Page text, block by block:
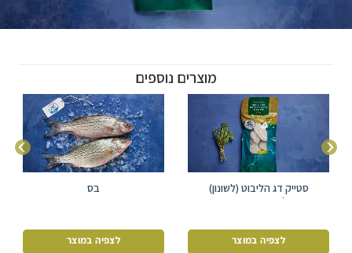
מוצרים נוספים
סטייק דג הליבוט (לשונון)
גרינלנדי קפוא עם עור
לצפיה במוצר
בס
לצפיה במוצר